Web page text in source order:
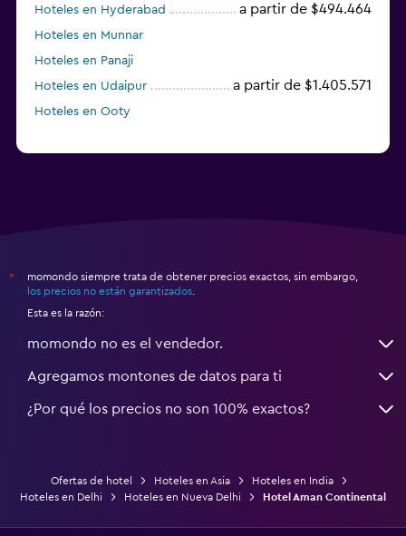
Hoteles en Hyderabad
a partir de $494.464
Hoteles en Munnar
Hoteles en Panaji
Hoteles en Udaipur
a partir de $1.405.571
Hoteles en Ooty
*
momondo siempre trata de obtener precios exactos, sin embargo,
los precios no están garantizados
Esta es la razón:
momondo no es el vendedor.
Agregamos montones de datos para ti
¿Por qué los precios no son 100% exactos?
Ofertas de hotel Hoteles en Asia
Hoteles en India
Hoteles en Delhi
Hoteles en Nueva Delhi Hotel Aman Continental